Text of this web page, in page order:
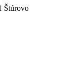
Štúrovo